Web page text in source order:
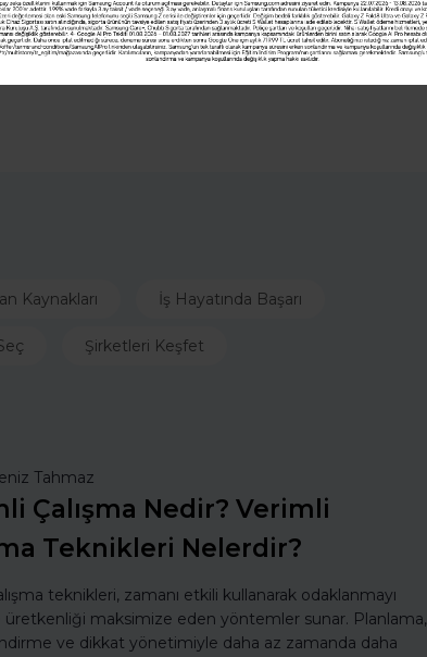
daha iyi değerlendirebilirsiniz. Son olarak,
karar vermeniz faydalı olacaktır.
Kaynakları İş Hayatında Başarı
Şirketleri Keşfet
Tahmaz
Çalışma Nedir? Verimli
Teknikleri Nelerdir?
teknikleri, zamanı etkili kullanarak odaklanmayı
üretkenliği maksimize eden yöntemler sunar. Planlama,
ve dikkat yönetimiyle daha az zamanda daha